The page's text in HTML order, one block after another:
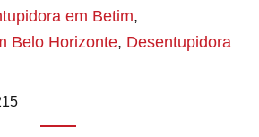
em Betim,
Belo Horizonte, Desentupidora